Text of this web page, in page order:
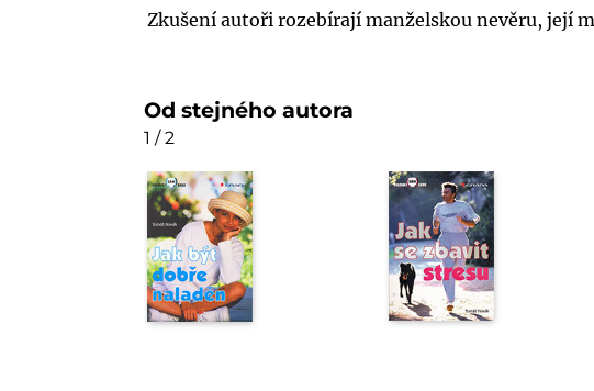
Zkušení autoři rozebírají manželskou nevěru, její
Od stejného autora
1 / 2